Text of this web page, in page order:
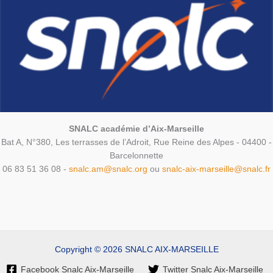
SNALC académie d’Aix-Marseille
Bat A, N°380, Les terrasses de l’Adroit, Rue Reine des Alpes - 04400 -
Barcelonnette
06 83 51 36 08 - snalc.am@snalc.org ou snalc-aix-marseille@snalc.fr
Copyright © 2026 SNALC AIX-MARSEILLE
Facebook Snalc Aix-Marseille Twitter Snalc Aix-Marseille